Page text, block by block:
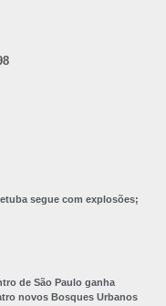
segue com explosões;
de São Paulo ganha
novos Bosques Urbanos